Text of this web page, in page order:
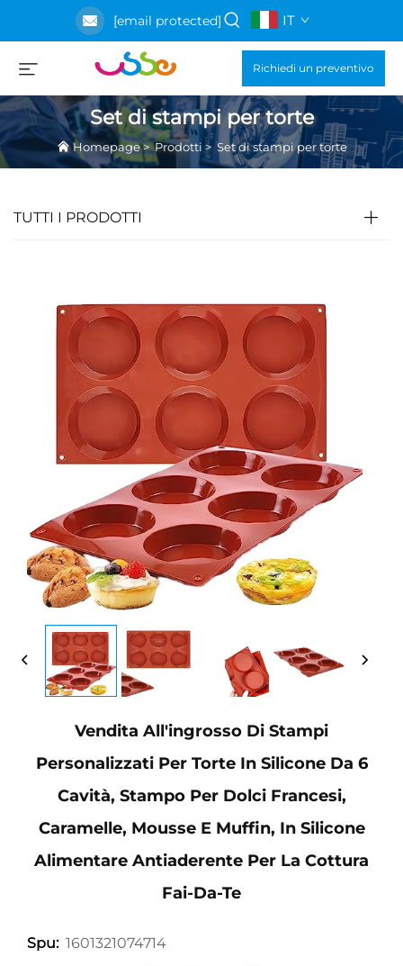
[email protected] IT
Richiedi un preventivo
Set di stampi per torte
Homepage>Prodotti >Set di stampi per torte
TUTTI I PRODOTTI
Vendita All'ingrosso Di Stampi
Personalizzati Per Torte In Silicone Da 6
Cavità, Stampo Per Dolci Francesi,
Caramelle, Mousse E Muffin, In Silicone
Alimentare Antiaderente Per La Cottura
Fai-Da-Te
Spu: 1601321074714